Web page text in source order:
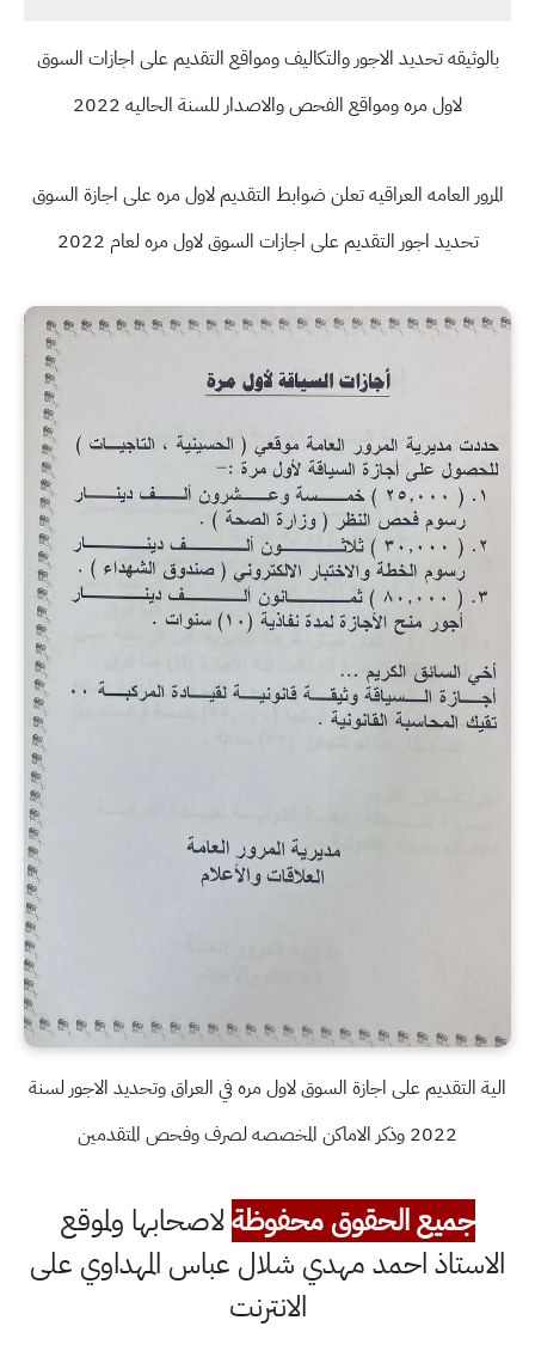
بالوثيقه تحديد الاجور والتكاليف ومواقع التقديم على اجازات السوق
لاول مره ومواقع الفحص والاصدار للسنة الحاليه 2022
المرور العامه العراقيه تعلن ضوابط التقديم لاول مره على اجازة السوق
تحديد اجور التقديم على اجازات السوق لاول مره لعام 2022
الية التقديم على اجازة السوق لاول مره في العراق وتحديد الاجور لسنة
2022 وذكر الاماكن المخصصه لصرف وفحص المتقدمين
جميع الحقوق محفوظةلاصحابها ولموقع
الاستاذ احمد مهدي شلال عباس المهداوي على
الانترنت